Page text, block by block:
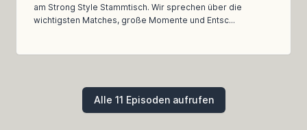
am Strong Style Stammtisch. Wir sprechen über die
wichtigsten Matches, große Momente und Entsc...
Alle 11 Episoden aufrufen